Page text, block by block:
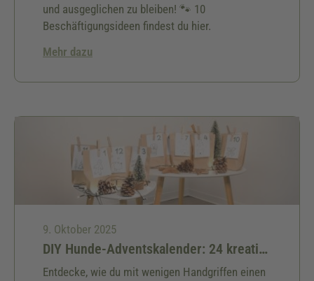
und ausgeglichen zu bleiben! 🐾 10
Beschäftigungsideen findest du hier.
Mehr dazu
9. Oktober 2025
DIY Hunde-Adventskalender: 24 kreative Ideen & kostenlose Bastelanleitung für deinen Hund
Entdecke, wie du mit wenigen Handgriffen einen